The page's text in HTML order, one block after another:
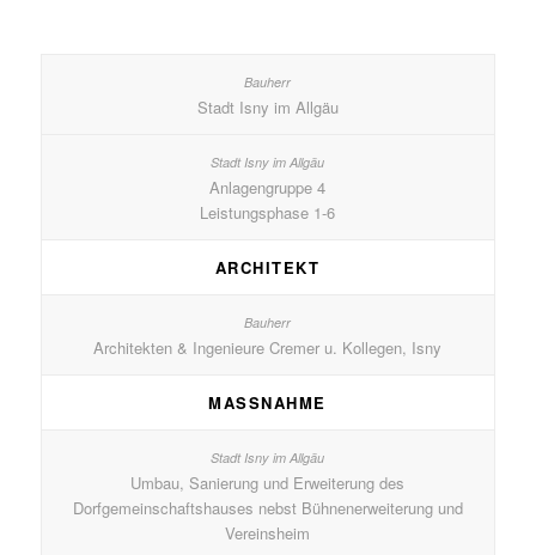
Stadt Isny im Allgäu
Anlagengruppe 4
Leistungsphase 1-6
ARCHITEKT
Architekten & Ingenieure Cremer u. Kollegen, Isny
MASSNAHME
Umbau, Sanierung und Erweiterung des
Dorfgemeinschaftshauses nebst Bühnenerweiterung und
Vereinsheim